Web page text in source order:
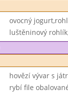
ovocný
luštěninový
hovězí vývar s
rybí file